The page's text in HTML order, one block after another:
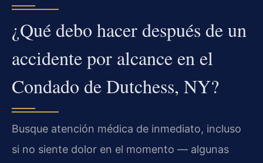
¿Qué debo hacer después de un
accidente por alcance en el
Condado de Dutchess, NY?
Busque atención médica de inmediato, incluso
si no siente dolor en el momento — algunas